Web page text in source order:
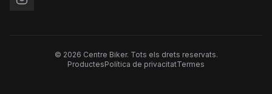
© 2026 Centre Biker. Tots els drets reservats.
ProductesPolítica de privacitatTermes